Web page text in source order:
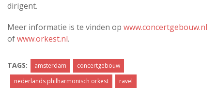
dirigent.
Meer informatie is te vinden op www.concertgebouw.nl
ofwww.orkest.nl.
TAGS: amsterdam
concertgebouw
nederlands philharmonisch orkest
ravel